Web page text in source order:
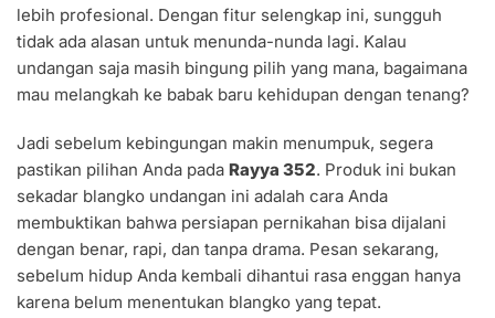
lebih profesional. Dengan fitur selengkap ini, sungguh
tidak ada alasan untuk menunda-nunda lagi. Kalau
undangan saja masih bingung pilih yang mana, bagaimana
mau melangkah ke babak baru kehidupan dengan tenang?
Jadi sebelum kebingungan makin menumpuk, segera
pastikan pilihan Anda pada Rayya 352. Produk ini bukan
sekadar blangko undangan ini adalah cara Anda
membuktikan bahwa persiapan pernikahan bisa dijalani
dengan benar, rapi, dan tanpa drama. Pesan sekarang,
sebelum hidup Anda kembali dihantui rasa enggan hanya
karena belum menentukan blangko yang tepat.